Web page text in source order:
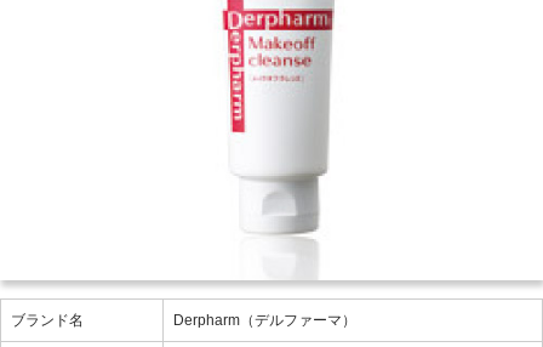
ブランド名 Derpharm（デルファーマ）